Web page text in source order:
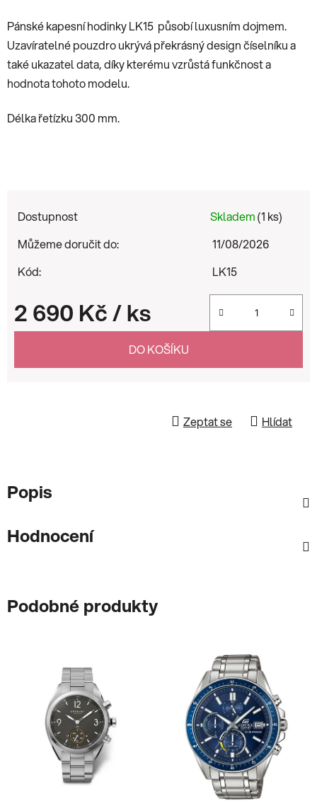
Pánské kapesní hodinky LK15 působí luxusním dojmem.
Uzavíratelné pouzdro ukrývá překrásný design číselníku a
také ukazatel data, díky kterému vzrůstá funkčnost a
hodnota tohotomodelu.
Délka řetízku 300 mm.
Dostupnost Skladem(1 ks)
Můžeme doručit do:
11/08/2026
Kód:
LK15
2 690 Kč/ ks
Měrná cena:
DO KOŠÍKU
Zeptat se Hlídat
Popis
Hodnocení
Podobné produkty